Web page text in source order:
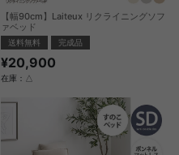
【幅90cm】Laiteux リクライニングソフ
ァベッド
送料無料 完成品
¥20,900
在庫：△